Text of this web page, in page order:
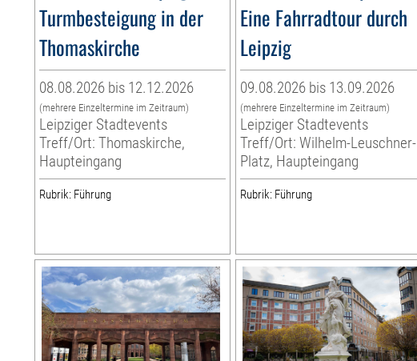
Turmbesteigung in der
Thomaskirche
08.08.2026 bis 12.12.2026
(mehrere Einzeltermine im Zeitraum)
Leipziger Stadtevents
Treff/Ort: Thomaskirche,
Haupteingang
Rubrik: Führung
Eine Fahrradtour durch
Leipzig
09.08.2026 bis 13.09.2026
(mehrere Einzeltermine im Zeitraum)
Leipziger Stadtevents
Treff/Ort: Wilhelm-Leuschner-
Platz, Haupteingang
Rubrik: Führung